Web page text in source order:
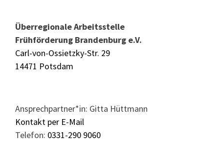
Überregionale Arbeitsstelle
Frühförderung Brandenburg e.V.
Carl-von-Ossietzky-Str. 29
14471 Potsdam
Ansprechpartner*in: Gitta Hüttmann
Kontakt per E-Mail
Telefon: 0331-290 9060